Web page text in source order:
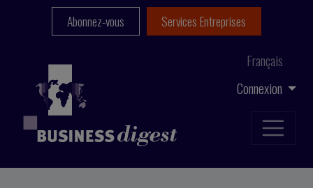
Connexion
Français
Abonnez-vous Services Entreprises